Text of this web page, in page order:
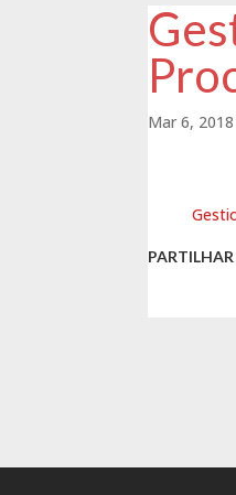
Mar 6, 2018
PARTILHAR